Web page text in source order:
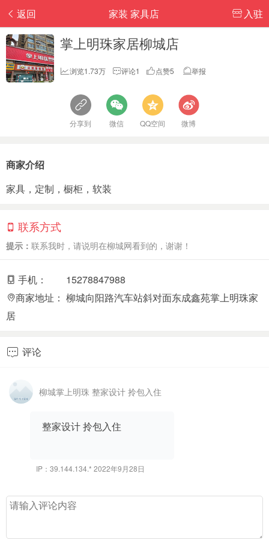
返回 入驻
家装 家具店
掌上明珠家居柳城店
浏览1.73万 评论1 点赞5 举报
分享到 微信 QQ空间 微博
商家介绍
家具，定制，橱柜，软装
联系方式
提示： 联系我时，请说明在柳城网看到的，谢谢！
手机：
15278847988
商家地址： 柳城向阳路汽车站斜对面东成鑫苑掌上明珠家
居
 评论
柳城掌上明珠 整家设计 拎包入住
整家设计 拎包入住
IP：39.144.134.* 2022年9月28日